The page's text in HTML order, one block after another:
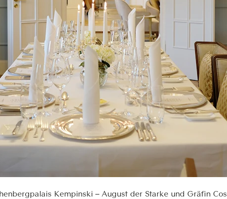
Kempinski – August der Starke und Gräfin